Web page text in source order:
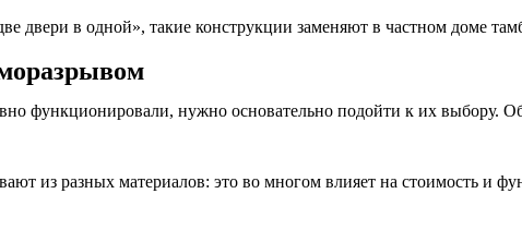
двери в одной», такие конструкции заменяют в частном доме
функционировали, нужно основательно подойти к их выбору.
из разных материалов: это во многом влияет на стоимость и